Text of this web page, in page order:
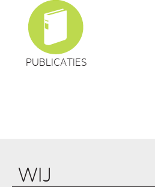
PUBLICATIES
WIJ